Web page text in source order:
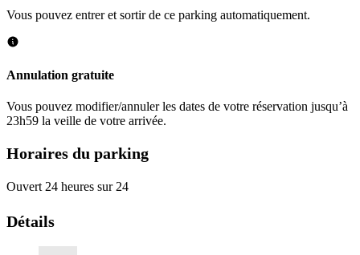
Vous pouvez entrer et sortir de ce parking automatiquement.
Annulation gratuite
Vous pouvez modifier/annuler les dates de votre réservation jusqu’à
23h59 la veille de votre arrivée.
Horaires du parking
Ouvert 24 heures sur 24
Détails